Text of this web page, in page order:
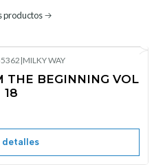
productos
|MILKY WAY
THE BEGINNING VOL
18
detalles